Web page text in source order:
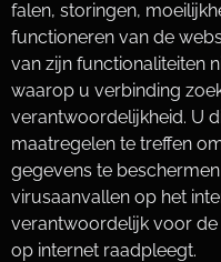
falen, storingen,
functioneren van de
van zijn functionaliteiten
waarop u verbinding
verantwoordelijkheid. U
maatregelen te treffen
gegevens te
virusaanvallen op het
verantwoordelijk voor de
op internet raadpleegt.